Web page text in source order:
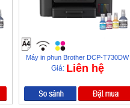
Máy in phun Brother DCP-T730DW
Giá: Liên hệ